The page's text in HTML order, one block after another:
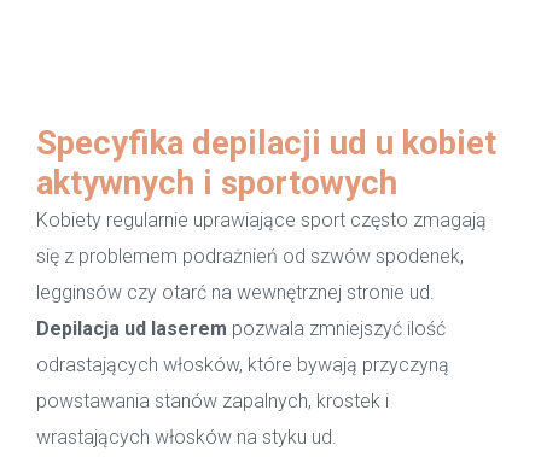
Specyfika depilacji ud u kobiet
aktywnych i sportowych
Kobiety regularnie uprawiające sport często zmagają
się z problemem podrażnień od szwów spodenek,
legginsów czy otarć na wewnętrznej stronie ud.
Depilacja ud laserem pozwala zmniejszyć ilość
odrastających włosków, które bywają przyczyną
powstawania stanów zapalnych, krostek i
wrastających włosków na styku ud.